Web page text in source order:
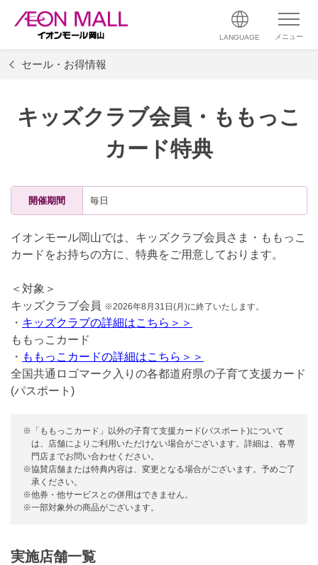
LANGUAGE メニュー
セール・お得情報
キッズクラブ会員・ももっこ
カード特典
開催期間 毎日
イオンモール岡山では、キッズクラブ会員さま・ももっこ
カードをお持ちの方に、特典をご用意しております。
＜対象＞
キッズクラブ会員 ※2026年8月31日(月)に終了いたします。
・ キッズクラブの詳細はこちら＞＞
ももっこカード
・ ももっこカードの詳細はこちら＞＞
全国共通ロゴマーク入りの各都道府県の子育て支援カード
(パスポート)
※「ももっこカード」以外の子育て支援カード(パスポート)について
は、店舗によりご利用いただけない場合がございます。詳細は、各専
門店までお問い合わせください。
※協賛店舗または特典内容は、変更となる場合がございます。予めご了
承ください。
※他券・他サービスとの併用はできません。
※一部対象外の商品がございます。
実施店舗一覧